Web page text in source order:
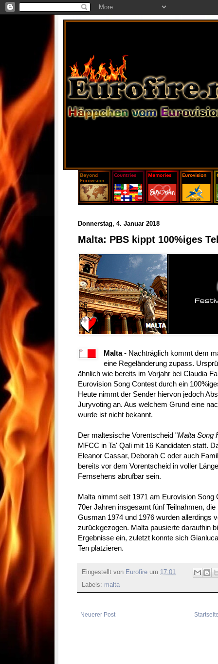
Donnerstag, 4. Januar 2018
Malta: PBS kippt 100%iges
Malta- Nachträglich kommt dem
eine Regeländerung zupass.
ähnlich wie bereits im Vorjahr bei Claudia
Eurovision Song Contest durch ein
Heute nimmt der Sender hiervon jedoch
Juryvoting an. Aus welchem Grund eine
wurde ist nicht bekannt.
Der maltesische Vorentscheid "Malta Song
MFCC in Ta' Qali mit 16 Kandidaten statt.
Eleanor Cassar, Deborah C oder auch
bereits vor dem Vorentscheid in voller
Fernsehens abrufbar sein.
Malta nimmt seit 1971 am Eurovision Song
70er Jahren insgesamt fünf Teilnahmen,
Gusman 1974 und 1976 wurden allerdings
zurückgezogen. Malta pausierte daraufhin
Ergebnisse ein, zuletzt konnte sich
Ten platzieren.
Eingestellt von Eurofire um 17:01
Labels: malta
Neuerer Post